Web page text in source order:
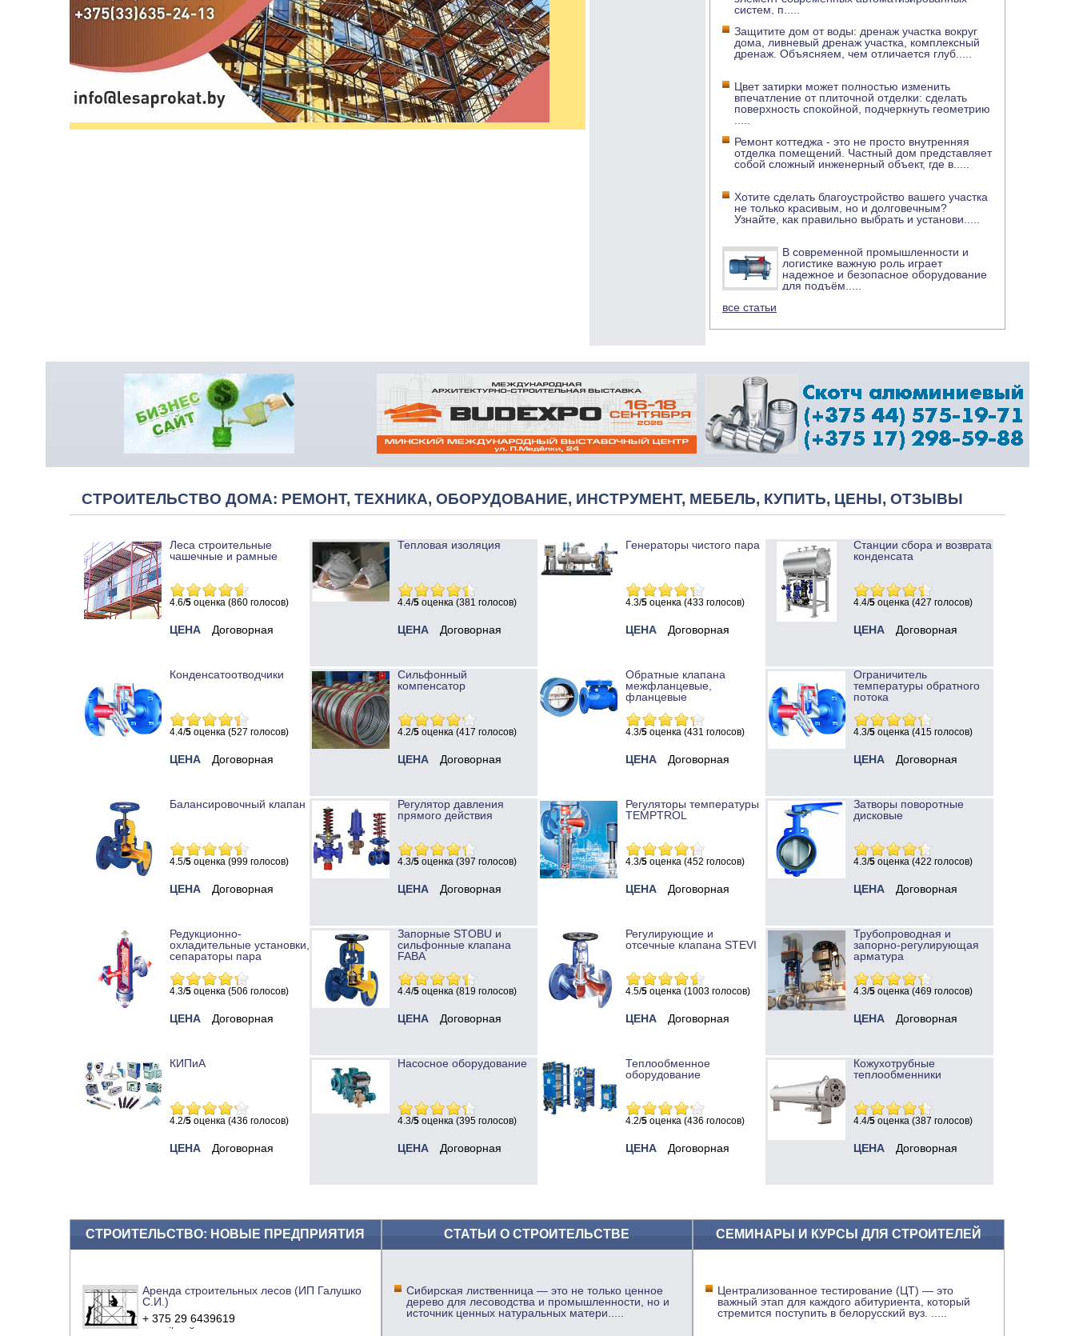
систем, п
Защитите дом от воды: дренаж участка вокруг
дома, ливневый дренаж участка, комплексный
дренаж. Объясняем, чем отличается глуб
Цвет затирки может полностью изменить
впечатление от плиточной отделки: сделать
поверхность спокойной, подчеркнуть геометрию
Ремонт коттеджа - это не просто внутренняя
отделка помещений. Частный дом представляет
собой сложный инженерный объект, где в
Хотите сделать благоустройство вашего участка
не только красивым, но и долговечным?
Узнайте, как правильно выбрать и установи
В современной промышленности и
логистике важную роль играет
надежное и безопасное оборудование
для подъём
все статьи
СТРОИТЕЛЬСТВО ДОМА: РЕМОНТ, ТЕХНИКА, ОБОРУДОВАНИЕ, ИНСТРУМЕНТ, МЕБЕЛЬ, КУПИТЬ, ЦЕНЫ, ОТЗЫВЫ
Леса строительные
чашечные и рамные
4.6/5 оценка (860 голосов)
ЦЕНА Договорная
Тепловая изоляция
4.4/5 оценка (381 голосов)
ЦЕНА Договорная
Генераторы чистого пара
4.3/5 оценка (433 голосов)
ЦЕНА Договорная
Станции сбора и возврата
конденсата
4.4/5 оценка (427 голосов)
ЦЕНА Договорная
Конденсатоотводчики
4.4/5 оценка (527 голосов)
ЦЕНА Договорная
Сильфонный
компенсатор
4.2/5 оценка (417 голосов)
ЦЕНА Договорная
Обратные клапана
межфланцевые,
фланцевые
4.3/5 оценка (431 голосов)
ЦЕНА Договорная
Ограничитель
температуры обратного
потока
4.3/5 оценка (415 голосов)
ЦЕНА Договорная
Балансировочный клапан
4.5/5 оценка (999 голосов)
ЦЕНА Договорная
Регулятор давления
прямого действия
4.3/5 оценка (397 голосов)
ЦЕНА Договорная
Регуляторы температуры
TEMPTROL
4.3/5 оценка (452 голосов)
ЦЕНА Договорная
Затворы поворотные
дисковые
4.3/5 оценка (422 голосов)
ЦЕНА Договорная
Редукционно-
охладительные установки,
сепараторы пара
4.3/5 оценка (506 голосов)
ЦЕНА Договорная
Запорные STOBU и
сильфонные клапана
FABA
4.4/5 оценка (819 голосов)
ЦЕНА Договорная
Регулирующие и
отсечные клапана STEVI
4.5/5 оценка (1003 голосов)
ЦЕНА Договорная
Трубопроводная и
запорно-регулирующая
арматура
4.3/5 оценка (469 голосов)
ЦЕНА Договорная
КИПиА
4.2/5 оценка (436 голосов)
ЦЕНА Договорная
Насосное оборудование
4.3/5 оценка (395 голосов)
ЦЕНА Договорная
Теплообменное
оборудование
4.2/5 оценка (436 голосов)
ЦЕНА Договорная
Кожухотрубные
теплообменники
4.4/5 оценка (387 голосов)
ЦЕНА Договорная
СТРОИТЕЛЬСТВО: НОВЫЕ ПРЕДПРИЯТИЯ
Аренда строительных лесов (ИП Галушко
С.И.)
+ 375 29 6439619
e-mail
сайт компании
СТАТЬИ О СТРОИТЕЛЬСТВЕ
Сибирская лиственница — это не только ценное
дерево для лесоводства и промышленности, но и
источник ценных натуральных матери
СЕМИНАРЫ И КУРСЫ ДЛЯ СТРОИТЕЛЕЙ
Централизованное тестирование (ЦТ) — это
важный этап для каждого абитуриента, который
стремится поступить в белорусский вуз.